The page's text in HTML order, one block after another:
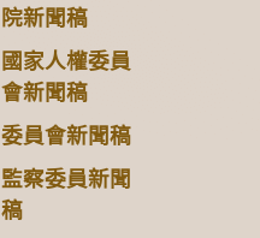
院新聞稿
國家人權委員
會新聞稿
委員會新聞稿
監察委員新聞
稿